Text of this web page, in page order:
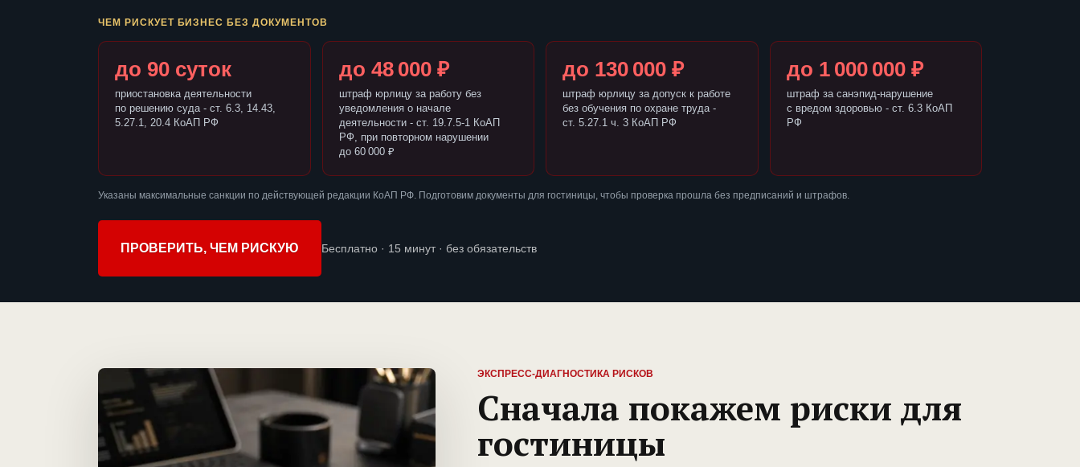
ЧЕМ РИСКУЕТ БИЗНЕС БЕЗ ДОКУМЕНТОВ
до 90 суток
приостановка деятельности
по решению суда - ст. 6.3, 14.43,
5.27.1, 20.4 КоАП РФ
до 48 000 ₽
штраф юрлицу за работу без
уведомления о начале
деятельности - ст. 19.7.5-1 КоАП
РФ, при повторном нарушении
до 60 000 ₽
до 130 000 ₽
штраф юрлицу за допуск к работе
без обучения по охране труда -
ст. 5.27.1 ч. 3 КоАП РФ
до 1 000 000 ₽
штраф за санэпид-нарушение
с вредом здоровью - ст. 6.3 КоАП
РФ
Указаны максимальные санкции по действующей редакции КоАП РФ. Подготовим документы для гостиницы, чтобы проверка прошла без предписаний и штрафов.
ПРОВЕРИТЬ, ЧЕМ РИСКУЮ Бесплатно · 15 минут · без обязательств
ЭКСПРЕСС-ДИАГНОСТИКА РИСКОВ
Сначала покажем риски для
гостиницы